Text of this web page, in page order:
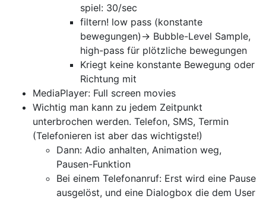
spiel: 30/sec
filtern! low pass (konstante
bewegungen)-> Bubble-Level Sample,
high-pass für plötzliche bewegungen
Kriegt keine konstante Bewegung oder
Richtung mit
MediaPlayer: Full screen movies
Wichtig man kann zu jedem Zeitpunkt
unterbrochen werden. Telefon, SMS, Termin
(Telefonieren ist aber das wichtigste!)
Dann: Adio anhalten, Animation weg,
Pausen-Funktion
Bei einem Telefonanruf: Erst wird eine Pause
ausgelöst, und eine Dialogbox die dem User